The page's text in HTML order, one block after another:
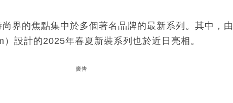
界的焦點集中於多個著名品牌的最新系列。其中，由
設計的2025年春夏新裝系列也於近日亮相。
廣告